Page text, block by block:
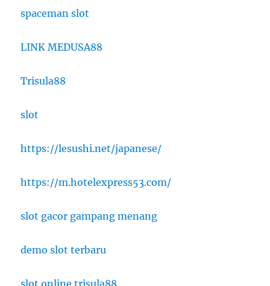
spaceman slot
LINK MEDUSA88
Trisula88
slot
https://lesushi.net/japanese/
https://m.hotelexpress53.com/
slot gacor gampang menang
demo slot terbaru